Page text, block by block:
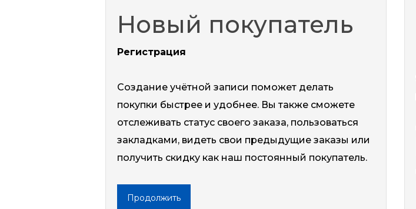
Новый покупатель
Регистрация
Создание учётной записи поможет делать
покупки быстрее и удобнее. Вы также сможете
отслеживать статус своего заказа, пользоваться
закладками, видеть свои предыдущие заказы или
получить скидку как наш постоянный покупатель.
Продолжить